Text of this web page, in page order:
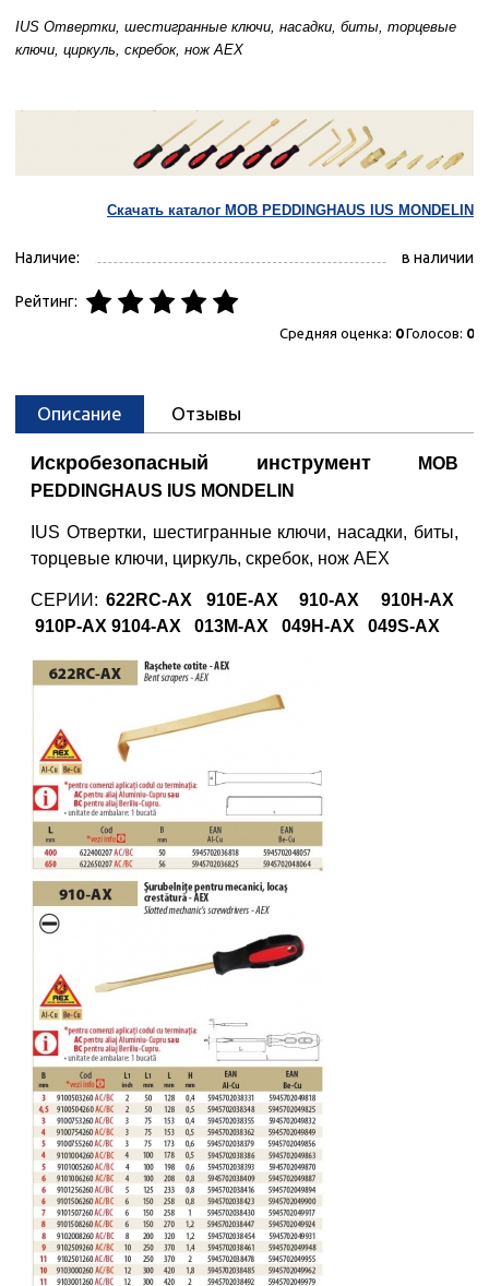
IUS Отвертки, шестигранные ключи, насадки, биты, торцевые
ключи, циркуль, скребок, нож AEX
Скачать каталог MOB PEDDINGHAUS IUS MONDELIN
Наличие: в наличии
Рейтинг:
Средняя оценка: 0Голосов: 0
Описание Отзывы
Искробезопасный инструмент
MOB
PEDDINGHAUS IUS MONDELIN
IUS Отвертки, шестигранные ключи, насадки, биты,
торцевые ключи, циркуль, скребок, нож AEX
СЕРИИ: 622RC-AX 910E-AX 910-AX
910H-AX
910P-AX 9104-AX 013M-AX 049H-AX 049S-AX